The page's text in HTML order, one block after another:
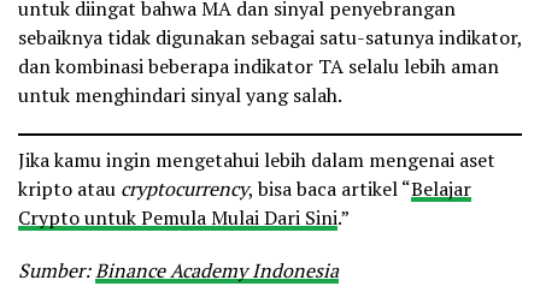
untuk diingat bahwa MA dan sinyal penyebrangan
sebaiknya tidak digunakan sebagai satu-satunya indikator,
dan kombinasi beberapa indikator TA selalu lebih aman
untuk menghindari sinyal yang salah.
Jika kamu ingin mengetahui lebih dalam mengenai aset
kripto atau cryptocurrency, bisa baca artikel “Belajar
Crypto untuk Pemula Mulai Dari Sini.”
Sumber:Binance Academy Indonesia